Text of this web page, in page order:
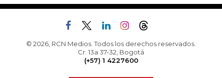
© 2026, RCN Medios. Todos los derechos reservados.
Cr. 13a 37-32, Bogotá
(+57) 1 4227600